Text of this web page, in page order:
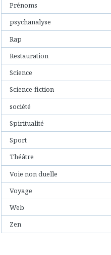
Prénoms
psychanalyse
Rap
Restauration
Science
Science-fiction
société
Spiritualité
Sport
Théâtre
Voie non duelle
Voyage
Web
Zen